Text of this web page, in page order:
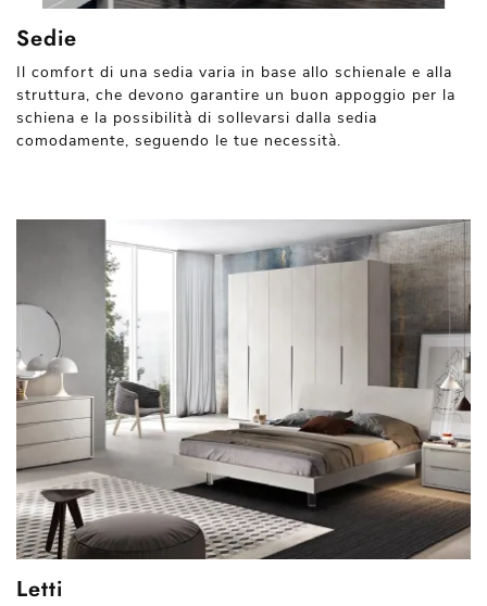
Sedie
Il comfort di una sedia varia in base allo schienale e alla
struttura, che devono garantire un buon appoggio per la
schiena e la possibilità di sollevarsi dalla sedia
comodamente, seguendo le tue necessità.
Letti